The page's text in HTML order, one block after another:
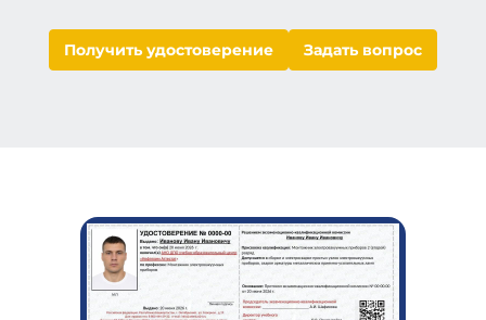
Получить удостоверение Задать вопрос